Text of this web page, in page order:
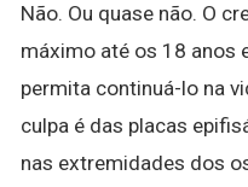
Não. Ou quase não. O
máximo até os 18 anos
permita continuá-lo na
culpa é das placas
nas extremidades dos